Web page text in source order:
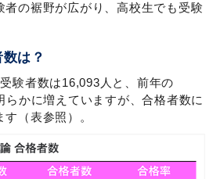
者の裾野が広がり、高校生でも受験
は？
験者数は16,093人と、前年の
らかに増えていますが、合格者数に
（表参照）。